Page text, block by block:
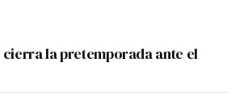
cierra la pretemporada ante el